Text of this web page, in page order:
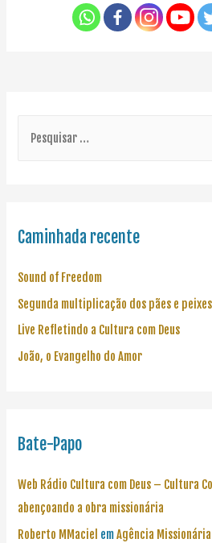
Caminhada recente
Sound of Freedom
Segunda multiplicação dos pães e peixes
Live Refletindo a Cultura com Deus
João, o Evangelho do Amor
Bate-Papo
Web Rádio Cultura com Deus – Cultura
abençoando a obra missionária
Roberto MMaciel emAgência